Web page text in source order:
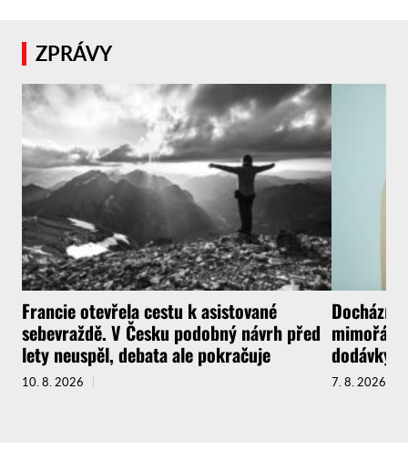
ZPRÁVY
Francie otevřela cestu k asistované
sebevraždě. V Česku podobný návrh před
lety neuspěl, debata ale pokračuje
10. 8. 2026
Dochází
dodávky
7. 8. 2026